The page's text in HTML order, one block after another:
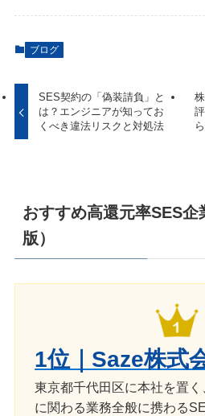
ブログ
SES契約の「偽装請負」と
は？エンジニアが知ってお
くべき違法リスクと対処法
おすすめ高還元率SES企
版）
1位｜Saze株式
東京都千代田区に本社を置
に関わる業務全般に携わる